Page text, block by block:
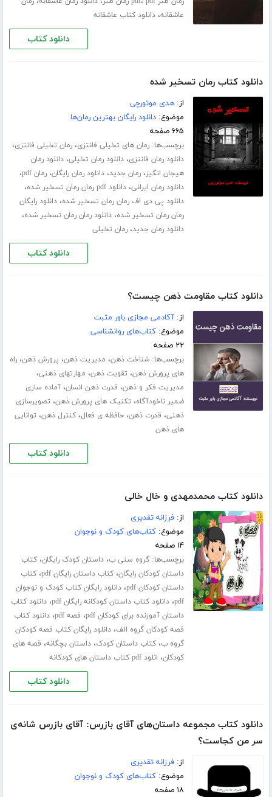
عاشقانه،دانلود کتاب عاشقانه
دانلود کتاب
دانلود کتاب رمان تسخیر شده
از:هدی موتورچی
موضوع:دانلود رایگان بهترین رمان‌ها
۶۶۵ صفحه
برچسب‌ها:رمان های تخیلی فانتزی،رمان تخیلی فانتزی،
دانلود رمان فانتزی،دانلود رمان تخیلی،دانلود رمان
هیجان انگیز،رمان جدید،دانلود رمان رایگان،رمان pdf ،
دانلود رمان ایرانی،دانلود pdf رمان رمان تسخیر شده ،
دانلود پی دی اف رمان رمان تسخیر شده،دانلود رایگان
رمان رمان تسخیر شده،دانلود رمان رمان تسخیر شده،
دانلود رمان جدید،رمان تخیلی
دانلود کتاب
دانلود کتاب مقاومت ذهن چیست؟
از:آکادمی مجازی باور مثبت
موضوع:کتاب‌های روانشناسی
۲۲ صفحه
برچسب‌ها:شناخت ذهن، مدیریت ذهن، پرورش ذهن،راه
های پرورش ذهن، تقویت ذهن، مهارت­های ذهنی،
مدیریت فکر و ذهن، قدرت ذهن انسان،آماده سازی
ضمیر ناخودآگاه، تکنیک های پرورش ذهن، تصویرسازی
ذهنی، قدرت ذهن،حافظه ی فعال،کنترل ذهن، توانایی
های ذهن
دانلود کتاب
دانلود کتاب محمدمهدی و خال خالی
از:فرزانه تقدیری
موضوع:کتاب‌های کودک و نوجوان
۱۴ صفحه
برچسب‌ها:گروه سنی ب،داستان کودک رایگان،کتاب
داستان کودکان رایگان،کتاب داستان رایگان pdf ،کتاب
داستان کودکان pdf
،دانلود رایگان کتاب کودک و نوجوان
pdf،دانلود کتاب داستان کودکانه رایگان pdf ،دانلود کتاب
داستان آموزنده برای کودکان pdf
، قصه pdf ،دانلود کتاب
قصه کودکان گروه الف،دانلود رایگان کتاب قصه کودکان
گروه ب،کتاب داستان کودک،داستان بچگانه، قصه های
کودکان، انلود pdf کتاب داستان های کودکانه
دانلود کتاب
دانلود کتاب مجموعه داستان‌های آقای بازرس: آقای بازرس شانه‌ی
سر من کجاست؟
از:فرزانه تقدیری
موضوع:کتاب‌های کودک و نوجوان
۱۸ صفحه